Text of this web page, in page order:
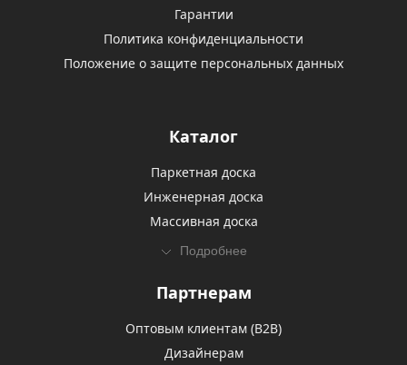
Гарантии
Политика конфиденциальности
Положение о защите персональных данных
Каталог
Паркетная доска
Инженерная доска
Массивная доска
Подробнее
Партнерам
Оптовым клиентам (В2В)
Дизайнерам